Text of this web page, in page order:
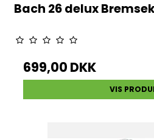
Bach 26 delux
699,00 DKK
VIS